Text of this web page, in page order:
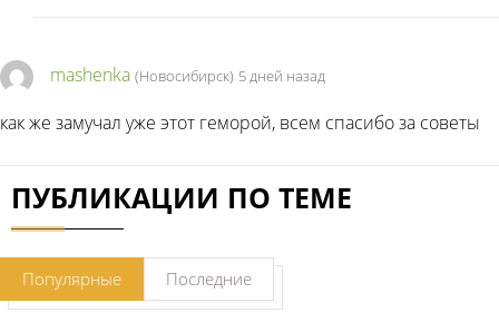
mashenka (Новосибирск) 5 дней назад
как же замучал уже этот геморой, всем спасибо за советы
ПУБЛИКАЦИИ ПО ТЕМЕ
Популярные Последние